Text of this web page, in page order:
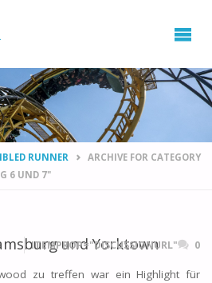
RUNNER
ARCHIVE FOR CATEGORY
6 UND 7"
und Yorktown
ITEMPROP="DISCUSSIONURL" 0
zu treffen war ein Highlight für